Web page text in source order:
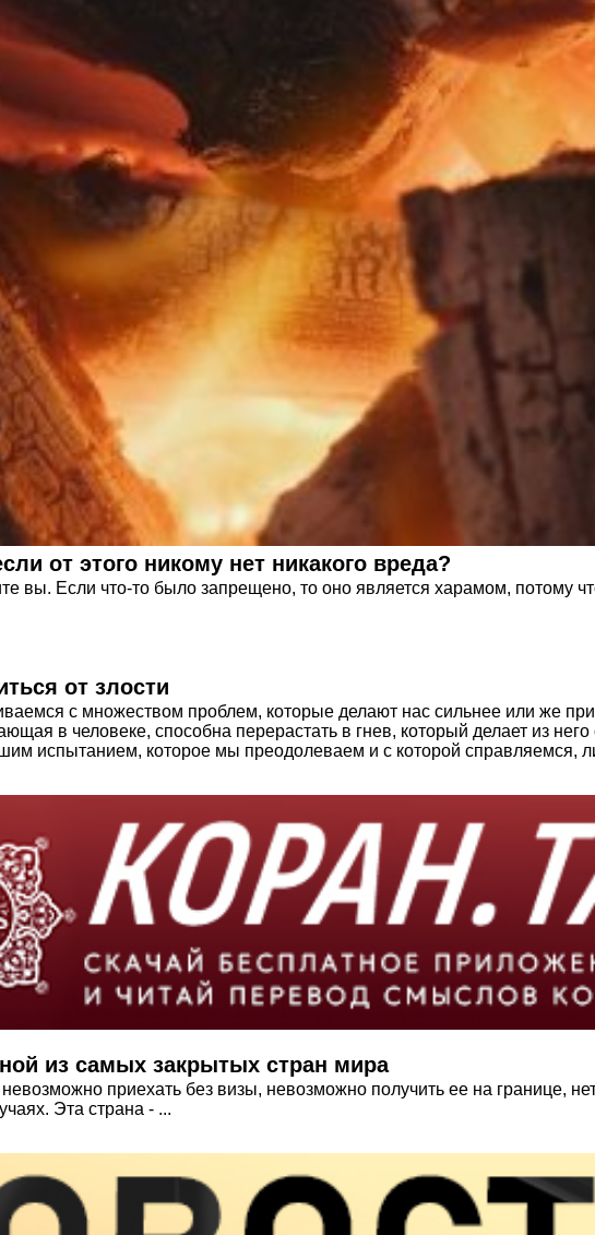
от этого никому нет никакого вреда?
вы. Если что-то было запрещено, то оно является харамом, потому
от злости
с множеством проблем, которые делают нас сильнее или же
в человеке, способна перерастать в гнев, который делает из
испытанием, которое мы преодолеваем и с которой справляемся,
из самых закрытых стран мира
приехать без визы, невозможно получить ее на границе,
Эта страна - ...